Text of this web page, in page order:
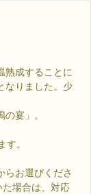
熟成することに
なりました。少
宴」。
。
らお選びくださ
場合は、対応